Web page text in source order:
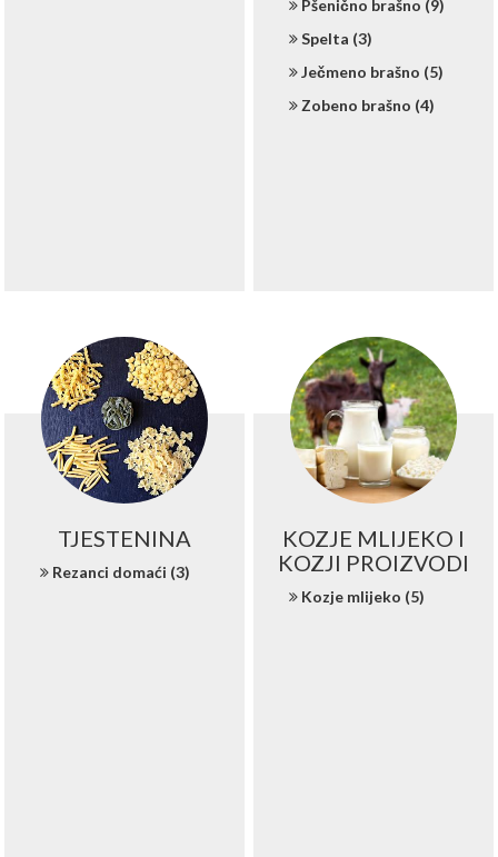
Pšenično brašno (9)
Spelta (3)
Ječmeno brašno (5)
Zobeno brašno (4)
TJESTENINA
Rezanci domaći (3)
KOZJE MLIJEKO I
KOZJI PROIZVODI
Kozje mlijeko (5)